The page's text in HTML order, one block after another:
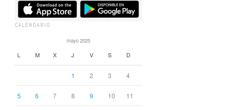
CALENDARIO
mayo 2025
L M X J V S D
1 2 3 4
5 6 7 8 9 10 11